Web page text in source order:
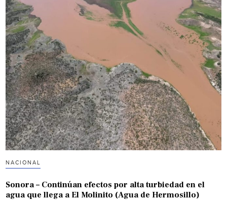
NACIONAL
Sonora – Continúan efectos por alta turbiedad en el
agua que llega a El Molinito (Agua de Hermosillo)